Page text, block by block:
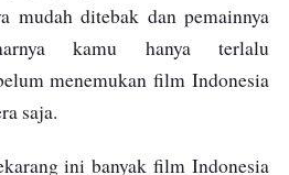
mudah ditebak dan pemainnya
kamu hanya terlalu
menemukan film Indonesia
saja.
ini banyak film Indonesia